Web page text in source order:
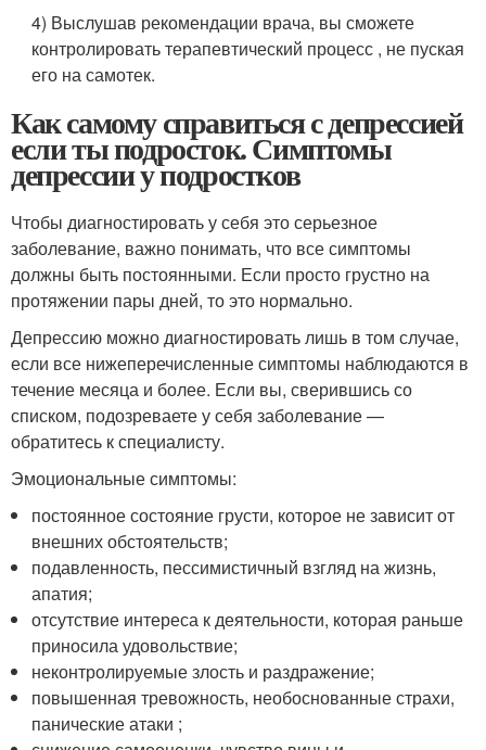
4) Выслушав рекомендации врача, вы сможете
контролировать терапевтический процесс , не пуская
его на самотек.
Как самому справиться с депрессией
если ты подросток. Симптомы
депрессии у подростков
Чтобы диагностировать у себя это серьезное
заболевание, важно понимать, что все симптомы
должны быть постоянными. Если просто грустно на
протяжении пары дней, то это нормально.
Депрессию можно диагностировать лишь в том случае,
если все нижеперечисленные симптомы наблюдаются в
течение месяца и более. Если вы, сверившись со
списком, подозреваете у себя заболевание —
обратитесь к специалисту.
Эмоциональные симптомы:
постоянное состояние грусти, которое не зависит от
внешних обстоятельств;
подавленность, пессимистичный взгляд на жизнь,
апатия;
отсутствие интереса к деятельности, которая раньше
приносила удовольствие;
неконтролируемые злость и раздражение;
повышенная тревожность, необоснованные страхи,
панические атаки ;